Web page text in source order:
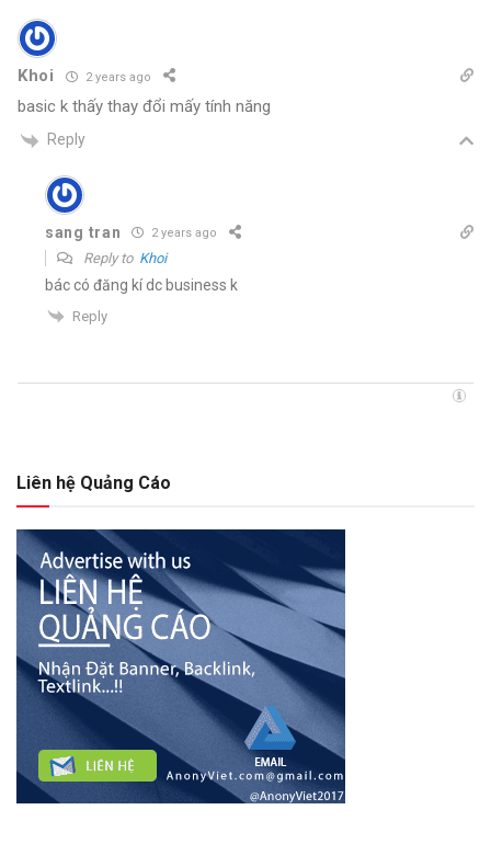
Khoi 2 years ago
basic k thấy thay đổi mấy tính năng
Reply
sang tran 2 years ago
Reply to Khoi
bác có đăng kí dc business k
Reply
Liên hệ Quảng Cáo